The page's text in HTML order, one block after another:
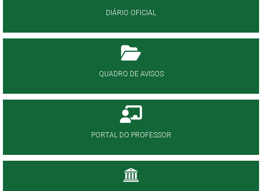
DIÁRIO OFICIAL
QUADRO DE AVISOS
PORTAL DO PROFESSOR